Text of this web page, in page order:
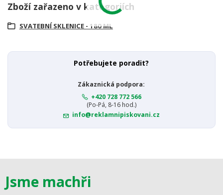
Zboží zařazeno v kategoriích
SVATEBNÍ SKLENICE - 180 ML
Potřebujete poradit?
Zákaznická podpora:
+420 728 772 566
(Po-Pá, 8-16 hod.)
info@reklamnipiskovani.cz
Jsme machři